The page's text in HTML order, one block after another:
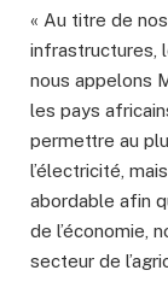
« Au titre de
infrastructures,
nous appelons
les pays
permettre au
l’électricité,
abordable afin
de l’économie,
secteur de